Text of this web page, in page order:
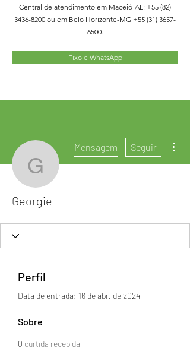
Central de atendimento em Maceió-AL: +55 (82)
3436-8200 ou em Belo Horizonte-MG +55 (31) 3657-
6500.
Fixo e WhatsApp
Georgie
Mensagem Seguir
Georgie
Perfil
Data de entrada: 16 de abr. de 2024
Sobre
0 curtida recebida